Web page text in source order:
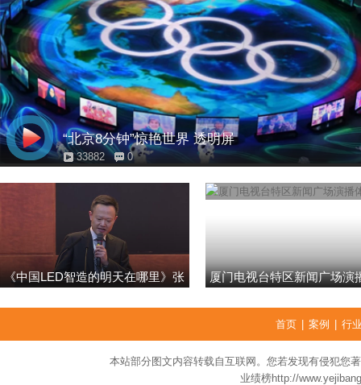
“北京8分钟”惊艳世界 透明屏
33882 0
《中国LED智造的明天在哪里》张
厦门电视台特区新闻广场演
首页 案例 行
本站部分图文内容转载自互联网。您若发现有侵犯您
业绩榜http://